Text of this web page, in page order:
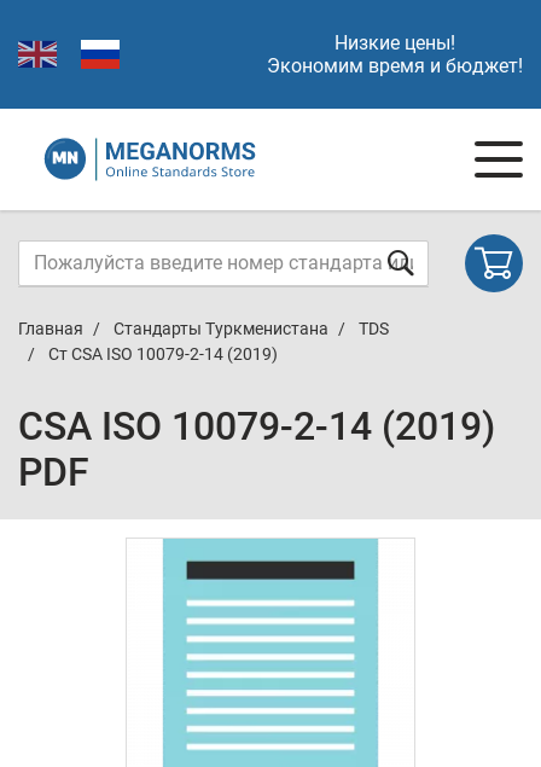
Низкие цены!
Экономим время и бюджет!
Главная Стандарты Туркменистана
TDS
Ст CSA ISO 10079-2-14 (2019)
CSA ISO 10079-2-14 (2019)
PDF